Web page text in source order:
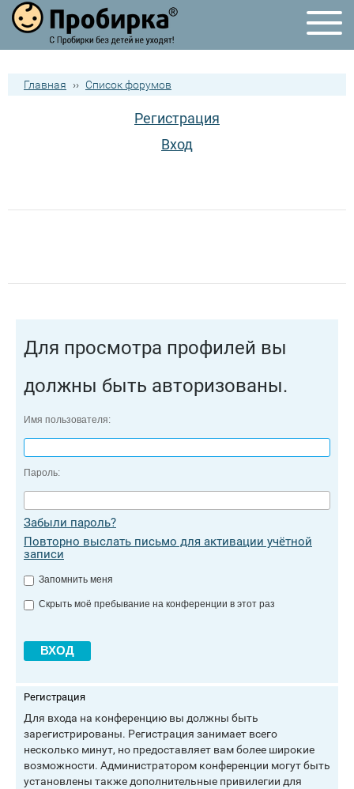
Главная ›› Список форумов
Регистрация
Вход
Для просмотра профилей вы
должны быть авторизованы.
Имя пользователя:
Пароль:
Забыли пароль?
Повторно выслать письмо для активации учётной
записи
Запомнить меня
Скрыть моё пребывание на конференции в этот раз
Регистрация
Для входа на конференцию вы должны быть
зарегистрированы. Регистрация занимает всего
несколько минут, но предоставляет вам более широкие
возможности. Администратором конференции могут быть
установлены также дополнительные привилегии для